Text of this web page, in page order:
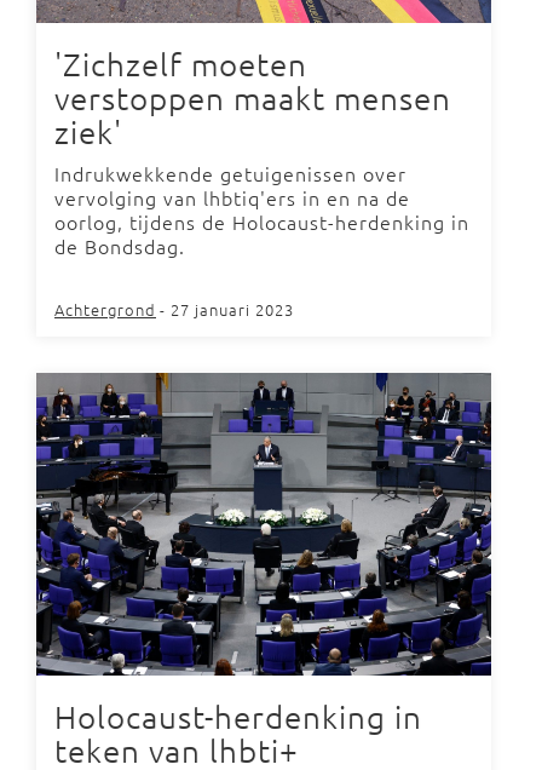
'Zichzelf moeten
verstoppen maakt mensen
ziek'
Indrukwekkende getuigenissen over
vervolging van lhbtiq'ers in en na de
oorlog, tijdens de Holocaust-herdenking in
de Bondsdag.
Achtergrond - 27 januari 2023
Holocaust-herdenking in
teken van lhbti+